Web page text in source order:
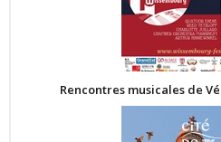
Rencontres musicales de